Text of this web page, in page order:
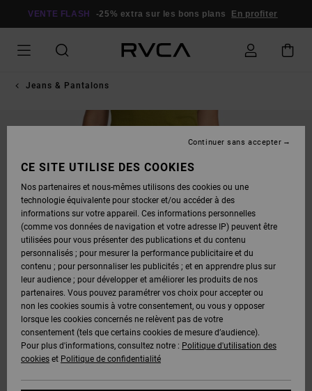
VENTE FLASH -25% extra sur les bons plans En profiter
Jeans & Pantalons
CE SITE UTILISE DES COOKIES
Nos partenaires et nous-mêmes utilisons des cookies ou une
technologie équivalente pour stocker et/ou accéder à des
informations sur votre appareil. Ces informations personnelles
(comme vos données de navigation et votre adresse IP) peuvent être
utilisées pour vous présenter des publications et du contenu
personnalisés ; pour mesurer la performance publicitaire et du
contenu ; pour personnaliser les publicités ; et en apprendre plus sur
leur audience ; pour développer et améliorer les produits de nos
partenaires. Vous pouvez paramétrer vos choix pour accepter ou
non les cookies soumis à votre consentement, ou vous y opposer
lorsque les cookies concernés ne relèvent pas de votre
consentement (tels que certains cookies de mesure d’audience).
Pour plus d'informations, consultez notre : Politique d'utilisation des
cookies et Politique de confidentialité
Continuer sans accepter